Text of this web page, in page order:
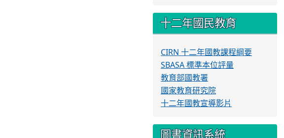
十二年國民教育
CIRN 十二年國教課程綱要
SBASA 標準本位評量
教育部國教署
國家教育研究院
十二年國教宣導影片
圖書資訊系統